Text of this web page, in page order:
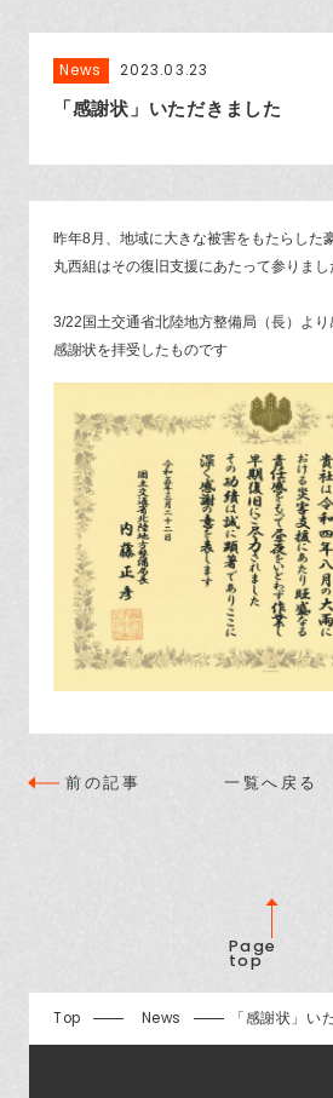
News
2023.03.23
「感謝状」いただきました
昨年8月、地域に大きな被害をもたらした
丸西組はその復旧支援にあたって参りまし
3/22国土交通省北陸地方整備局（長）より
感謝状を拝受したものです
前の記事 一覧へ戻る
Page
top
Top News 「感謝状」い